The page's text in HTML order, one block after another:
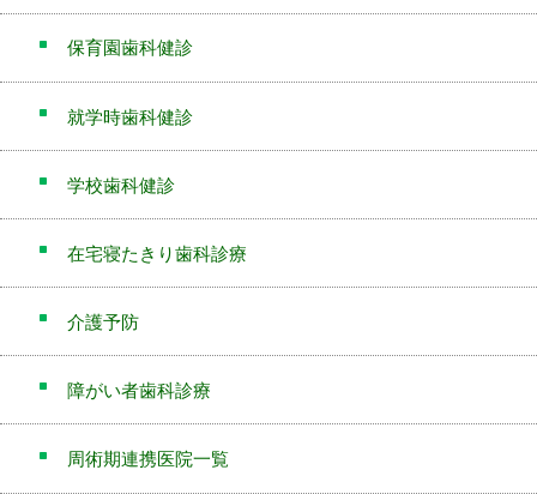
保育園歯科健診
就学時歯科健診
学校歯科健診
在宅寝たきり歯科診療
介護予防
障がい者歯科診療
周術期連携医院一覧